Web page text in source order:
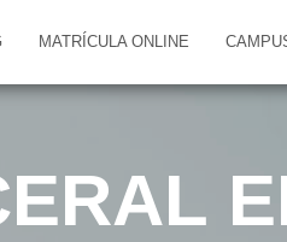
MATRÍCULA ONLINE